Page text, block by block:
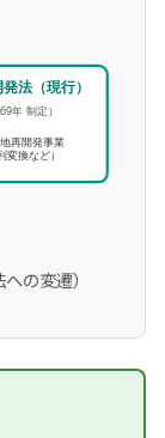
法（現行）
年 制定）
地再開発事業
変換など）
の変遷）